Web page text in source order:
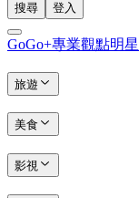
搜尋 登入
GoGo+專業觀點明星
旅遊
美食
影視